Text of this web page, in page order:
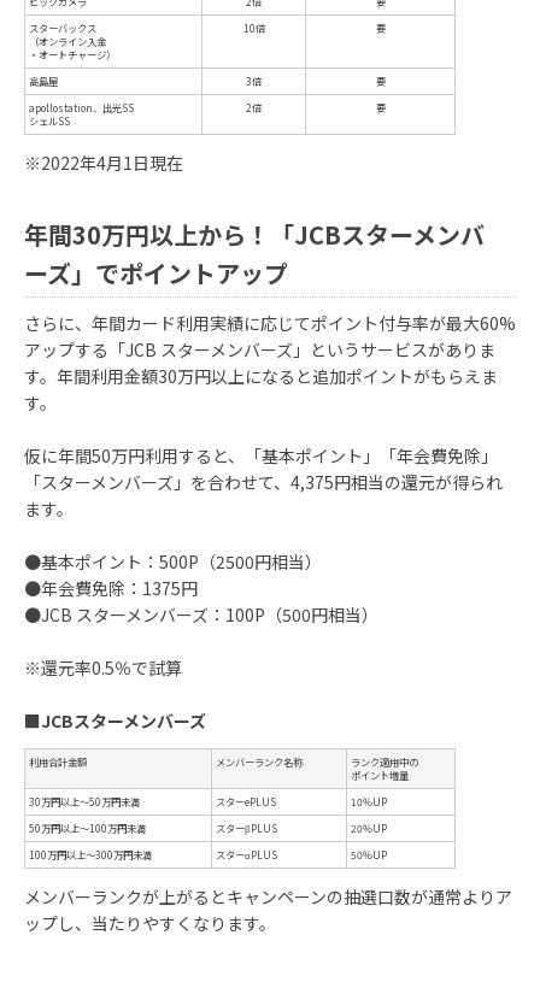
※2022年4月1日現在
年間30万円以上から！「JCBスターメンバ
ーズ」でポイントアップ
さらに、年間カード利用実績に応じてポイント付与率が最大60%
アップする「JCB スターメンバーズ」というサービスがありま
す。年間利用金額30万円以上になると追加ポイントがもらえま
す。
仮に年間50万円利用すると、「基本ポイント」「年会費免除」
「スターメンバーズ」を合わせて、4,375円相当の還元が得られ
ます。
●基本ポイント：500P（2500円相当）
●年会費免除：1375円
●JCB スターメンバーズ：100P（500円相当）
※還元率0.5％で試算
■JCBスターメンバーズ
メンバーランクが上がるとキャンペーンの抽選口数が通常よりア
ップし、当たりやすくなります。